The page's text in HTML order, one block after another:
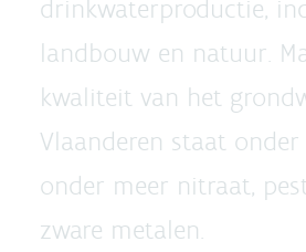
drinkwaterproductie,
landbouw en natuur.
kwaliteit van het
Vlaanderen staat
onder meer nitraat,
zware metalen.